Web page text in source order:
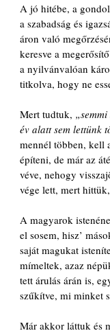
A jó hitébe, a
a szabadság és
áron való
keresve a
a nyilvánvalóan
titkolva, hogy ne
Mert tudtuk,
év alatt sem lettünk
mennél többen, kell
építeni, de már az
véve, nehogy
vége lett, mert
A magyarok
el sosem, hisz’
saját magukat
mímeltek, azaz
tett árulás árán is,
szűkítve, mi minket
Már akkor láttuk és